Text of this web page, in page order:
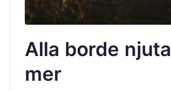
Alla borde
mer